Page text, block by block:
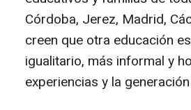
Córdoba, Jerez, Madrid,
creen que otra educación
igualitario, más informal y
experiencias y la